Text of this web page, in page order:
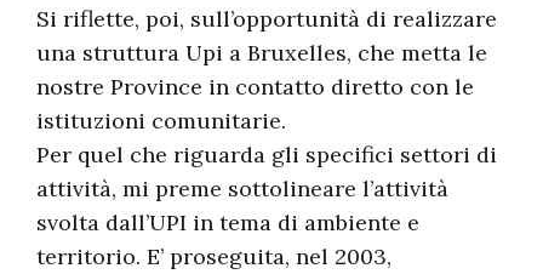
Si riflette, poi, sull’opportunità di realizzare
una struttura Upi a Bruxelles, che metta le
nostre Province in contatto diretto con le
istituzioni comunitarie.
Per quel che riguarda gli specifici settori di
attività, mi preme sottolineare l’attività
svolta dall’UPI in tema di ambiente e
territorio. E’ proseguita, nel 2003,